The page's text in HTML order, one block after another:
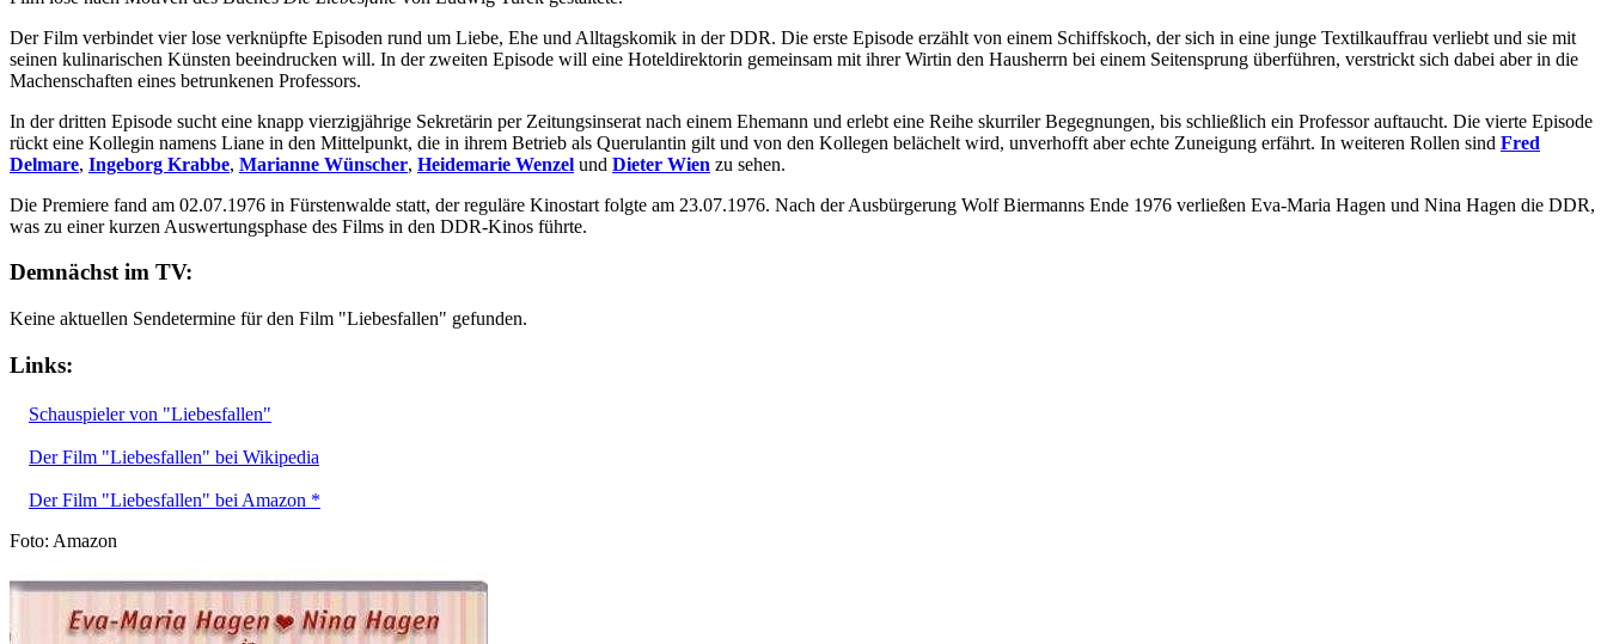
Der Film verbindet vier lose verknüpfte Episoden rund um Liebe, Ehe und Alltagskomik in der DDR. Die erste Episode erzählt von einem Schiffskoch, der sich in eine junge Textilkauffrau verliebt und sie mit
seinen kulinarischen Künsten beeindrucken will. In der zweiten Episode will eine Hoteldirektorin gemeinsam mit ihrer Wirtin den Hausherrn bei einem Seitensprung überführen, verstrickt sich dabei aber in die
Machenschaften eines betrunkenen Professors.
In der dritten Episode sucht eine knapp vierzigjährige Sekretärin per Zeitungsinserat nach einem Ehemann und erlebt eine Reihe skurriler Begegnungen, bis schließlich ein Professor auftaucht. Die vierte Episode
rückt eine Kollegin namens Liane in den Mittelpunkt, die in ihrem Betrieb als Querulantin gilt und von den Kollegen belächelt wird, unverhofft aber echte Zuneigung erfährt. In weiteren Rollen sind Fred
Delmare, Ingeborg Krabbe, Marianne Wünscher, Heidemarie Wenzel und Dieter Wien zu sehen.
Die Premiere fand am 02.07.1976 in Fürstenwalde statt, der reguläre Kinostart folgte am 23.07.1976. Nach der Ausbürgerung Wolf Biermanns Ende 1976 verließen Eva-Maria Hagen und Nina Hagen die DDR,
was zu einer kurzen Auswertungsphase des Films in den DDR-Kinos führte.
Demnächst im TV:
Keine aktuellen Sendetermine für den Film "Liebesfallen" gefunden.
Links:
Schauspieler von "Liebesfallen"
Der Film "Liebesfallen" bei Wikipedia
Der Film "Liebesfallen" bei Amazon *
Foto: Amazon